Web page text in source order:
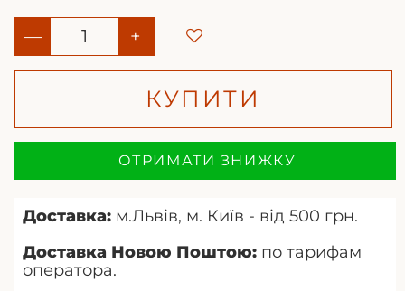
— +
КУПИТИ
ОТРИМАТИ ЗНИЖКУ
Доставка: м.Львів, м. Київ - від 500 грн.
Доставка Новою Поштою: по тарифам
оператора.